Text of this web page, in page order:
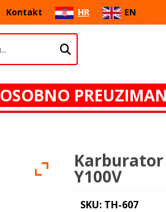
Kontakt HR EN
OSOBNO
Karburator
Y100V
SKU: TH-607